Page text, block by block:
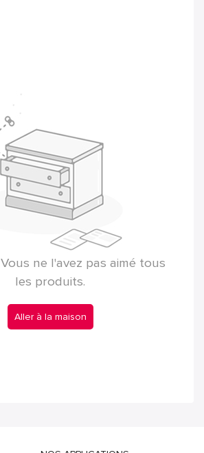
Vous ne l'avez pas aimé tous
les produits.
Aller à la maison